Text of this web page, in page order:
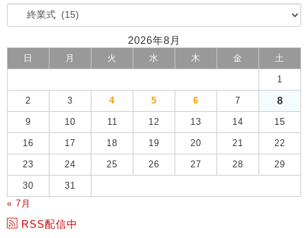
2026年8月
日 月 火 水 木 金 土
1
2 3 4 5 6 7 8
9 10 11 12 13 14 15
16 17 18 19 20 21 22
23 24 25 26 27 28 29
30
31
« 7月
RSS配信中